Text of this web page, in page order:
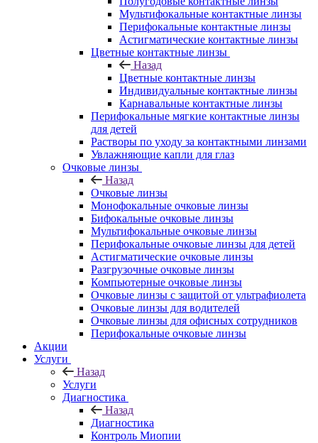
Мультифокальные контактные линзы
Перифокальные контактные линзы
Астигматические контактные линзы
Цветные контактные линзы
Назад
Цветные контактные линзы
Индивидуальные контактные линзы
Карнавальные контактные линзы
Перифокальные мягкие контактные линзы
для детей
Растворы по уходу за контактными линзами
Увлажняющие капли для глаз
Очковые линзы
Назад
Очковые линзы
Монофокальные очковые линзы
Бифокальные очковые линзы
Мультифокальные очковые линзы
Перифокальные очковые линзы для детей
Астигматические очковые линзы
Разгрузочные очковые линзы
Компьютерные очковые линзы
Очковые линзы с защитой от ультрафиолета
Очковые линзы для водителей
Очковые линзы для офисных сотрудников
Перифокальные очковые линзы
Акции
Услуги
Назад
Услуги
Диагностика
Назад
Диагностика
Контроль Миопии